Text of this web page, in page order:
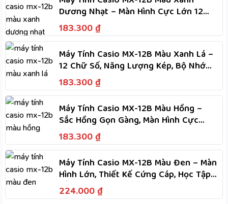
Dương Nhạt – Màn Hình Cực Lớn 12
Chữ Số, Năng Lượng Kép
183.300 ₫
Máy Tính Casio MX-12B Màu Xanh Lá –
12 Chữ Số, Năng Lượng Kép, Bộ Nhớ
Độc Lập, Tính Nhanh
183.300 ₫
Máy Tính Casio MX-12B Màu Hồng –
Sắc Hồng Gọn Gàng, Màn Hình Cực
Lớn, Phím Dẻo, Tính Nhanh
183.300 ₫
Máy Tính Casio MX-12B Màu Đen – Màn
Hình Lớn, Thiết Kế Cứng Cáp, Học Tập
Dễ Dàng
224.000 ₫